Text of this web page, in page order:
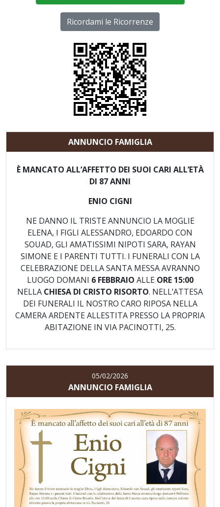
Ricordami le Ricorrenze
ANNUNCIO FAMIGLIA
È MANCATO ALL’AFFETTO DEI SUOI CARI ALL’ETÀ
DI 87 ANNI
ENIO CIGNI
NE DANNO IL TRISTE ANNUNCIO LA MOGLIE
ELENA, I FIGLI ALESSANDRO, EDOARDO CON
SOUAD, GLI AMATISSIMI NIPOTI SARA, RAYAN
SIMONE E I PARENTI TUTTI. I FUNERALI CON LA
CELEBRAZIONE DELLA SANTA MESSA AVRANNO
LUOGO DOMANI 6 FEBBRAIO ALLE ORE 15:00
NELLA CHIESA DI CRISTO RISORTO. NELL’ATTESA
DEI FUNERALI IL NOSTRO CARO RIPOSA NELLA
CAMERA ARDENTE ALLESTITA PRESSO LA PROPRIA
ABITAZIONE IN VIA PACINOTTI, 25.
05/02/2026
ANNUNCIO FAMIGLIA